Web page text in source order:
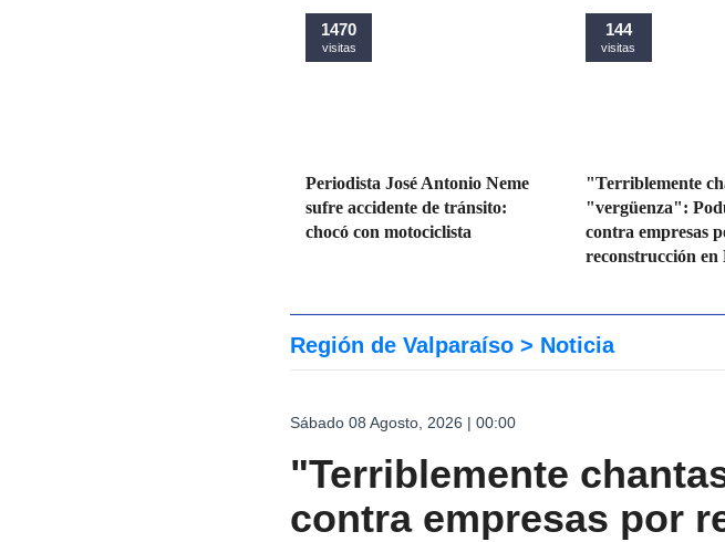
1470
visitas
Periodista José Antonio Neme
sufre accidente de tránsito:
chocó con motociclista
144
visitas
"Terriblemente
"vergüenza":
contra empresas
reconstrucción
Región de Valparaíso > Noticia
Sábado 08 Agosto, 2026 | 00:00
"Terriblemente
contra empresas por